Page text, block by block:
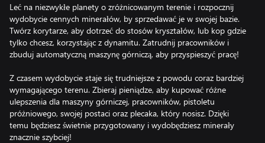
Leć na niezwykłe planety o zróżnicowanym terenie i rozpocznij
wydobycie cennych minerałów, by sprzedawać je w swojej bazie.
Twórz korytarze, aby dotrzeć do stosów kryształów, lub kop gdzie
tylko chcesz, korzystając z dynamitu. Zatrudnij pracowników i
zbuduj automatyczną maszynę górniczą, aby przyspieszyć pracę!
Z czasem wydobycie staje się trudniejsze z powodu coraz bardziej
wymagającego terenu. Zbieraj pieniądze, aby kupować różne
ulepszenia dla maszyny górniczej, pracowników, pistoletu
próżniowego, swojej postaci oraz plecaka, który nosisz. Dzięki
temu będziesz świetnie przygotowany i wydobędziesz minerały
znacznie szybciej!